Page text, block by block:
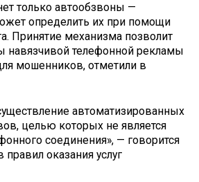
только автообзвоны —
определить их при помощи
Принятие механизма позволит
телефонной рекламы
мошенников, отметили в
автоматизированных
целью которых не является
соединения», — говорится
оказания услуг